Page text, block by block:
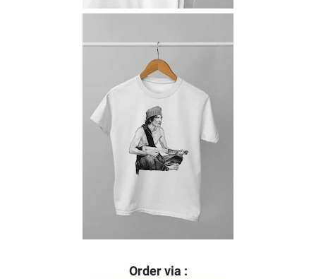
Order via :